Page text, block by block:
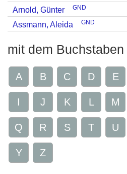
Arnold, Günter
GND
Assmann, Aleida GND
mit dem Buchstaben
A B C D E
I J K L M
Q R S T U
Y Z